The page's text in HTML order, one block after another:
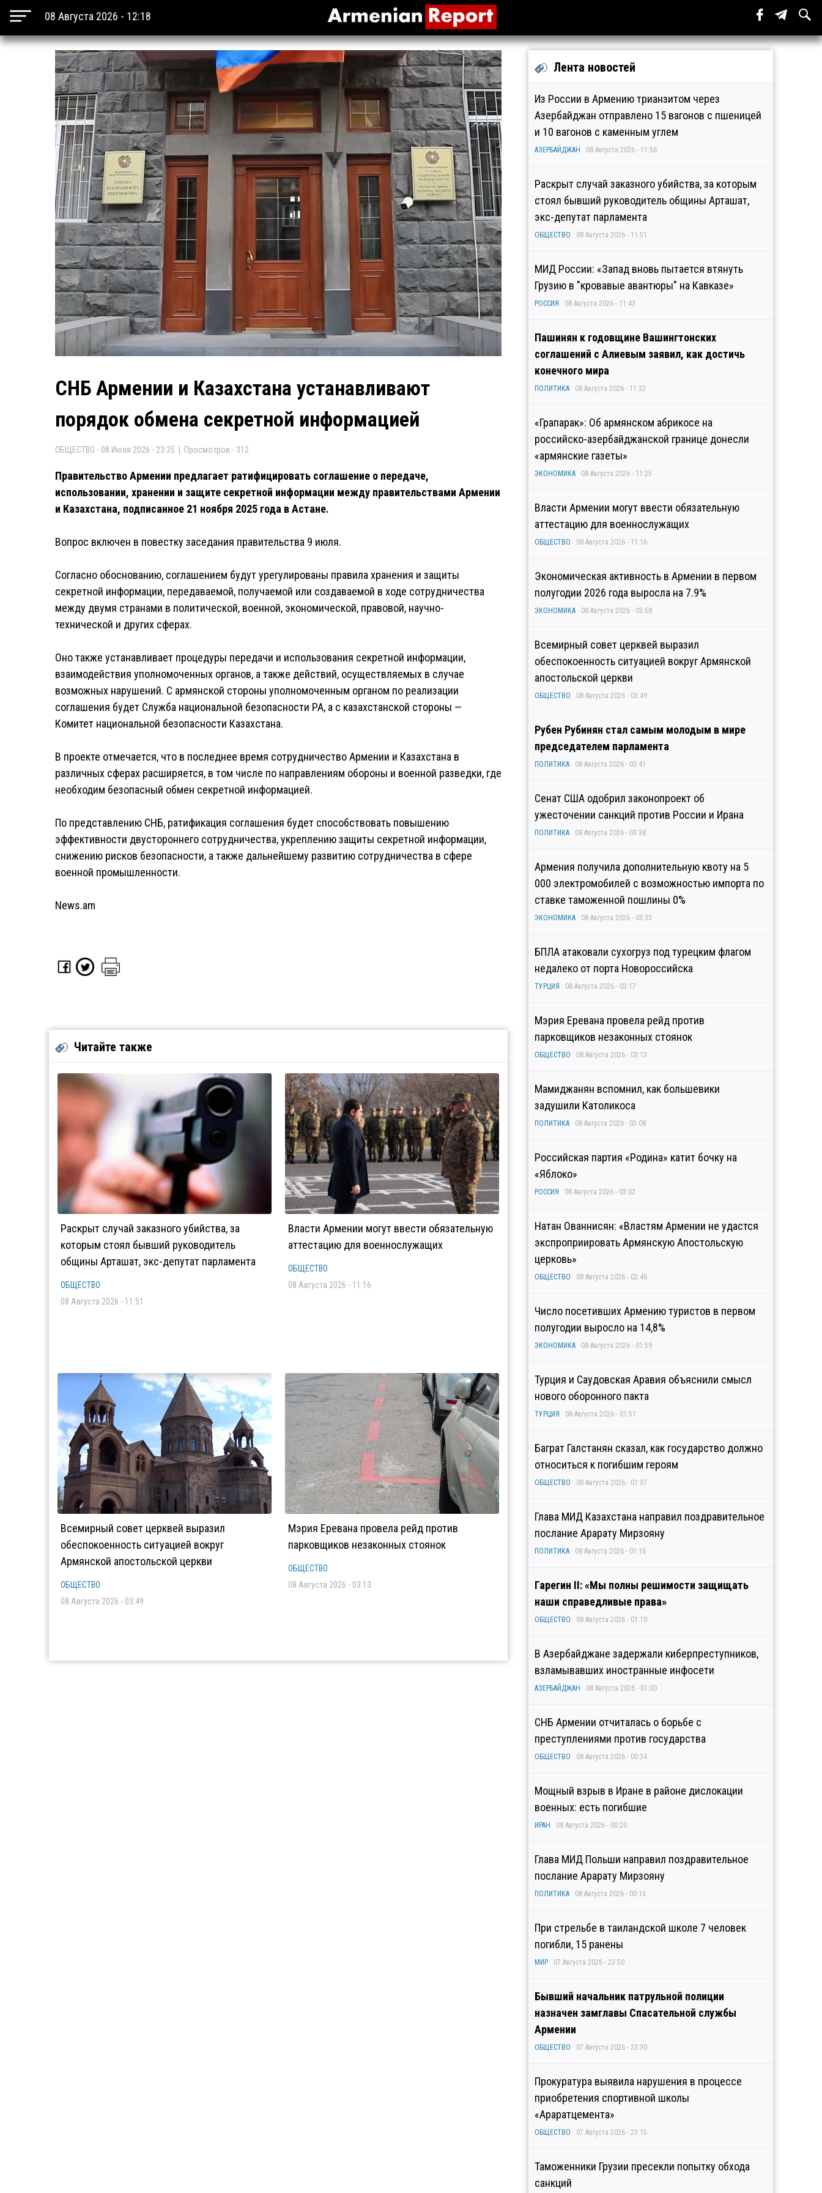
08 Августа 2026 - 12:18
СНБ Армении и Казахстана устанавливают
порядок обмена секретной информацией
ОБЩЕСТВО - 08 Июля 2026 - 23:35 | Просмотров - 312
Правительство Армении предлагает ратифицировать соглашение о передаче,
использовании, хранении и защите секретной информации между правительствами Армении
и Казахстана, подписанное 21 ноября 2025 года в Астане.
Вопрос включен в повестку заседания правительства 9 июля.
Согласно обоснованию, соглашением будут урегулированы правила хранения и защиты
секретной информации, передаваемой, получаемой или создаваемой в ходе сотрудничества
между двумя странами в политической, военной, экономической, правовой, научно-
технической и других сферах.
Оно также устанавливает процедуры передачи и использования секретной информации,
взаимодействия уполномоченных органов, а также действий, осуществляемых в случае
возможных нарушений. С армянской стороны уполномоченным органом по реализации
соглашения будет Служба национальной безопасности РА, а с казахстанской стороны —
Комитет национальной безопасности Казахстана.
В проекте отмечается, что в последнее время сотрудничество Армении и Казахстана в
различных сферах расширяется, в том числе по направлениям обороны и военной разведки, где
необходим безопасный обмен секретной информацией.
По представлению СНБ, ратификация соглашения будет способствовать повышению
эффективности двустороннего сотрудничества, укреплению защиты секретной информации,
снижению рисков безопасности, а также дальнейшему развитию сотрудничества в сфере
военной промышленности.
News.am
Читайте также
Раскрыт случай заказного убийства, за
которым стоял бывший руководитель
общины Арташат, экс-депутат парламента
ОБЩЕСТВО
08 Августа 2026 - 11:51
Власти Армении могут ввести обязательную
аттестацию для военнослужащих
ОБЩЕСТВО
08 Августа 2026 - 11:16
Всемирный совет церквей выразил
обеспокоенность ситуацией вокруг
Армянской апостольской церкви
ОБЩЕСТВО
08 Августа 2026 - 03:49
Мэрия Еревана провела рейд против
парковщиков незаконных стоянок
ОБЩЕСТВО
08 Августа 2026 - 03:13
Лента новостей
Из России в Армению трианзитом через
Азербайджан отправлено 15 вагонов с пшеницей
и 10 вагонов с каменным углем
АЗЕРБАЙДЖАН 08 Августа 2026 - 11:56
Раскрыт случай заказного убийства, за которым
стоял бывший руководитель общины Арташат,
экс-депутат парламента
ОБЩЕСТВО 08 Августа 2026 - 11:51
МИД России: «Запад вновь пытается втянуть
Грузию в "кровавые авантюры" на Кавказе»
РОССИЯ 08 Августа 2026 - 11:43
Пашинян к годовщине Вашингтонских
соглашений с Алиевым заявил, как достичь
конечного мира
ПОЛИТИКА 08 Августа 2026 - 11:32
«Грапарак»: Об армянском абрикосе на
российско-азербайджанской границе донесли
«армянские газеты»
ЭКОНОМИКА 08 Августа 2026 - 11:25
Власти Армении могут ввести обязательную
аттестацию для военнослужащих
ОБЩЕСТВО 08 Августа 2026 - 11:16
Экономическая активность в Армении в первом
полугодии 2026 года выросла на 7.9%
ЭКОНОМИКА 08 Августа 2026 - 03:58
Всемирный совет церквей выразил
обеспокоенность ситуацией вокруг Армянской
апостольской церкви
ОБЩЕСТВО 08 Августа 2026 - 03:49
Рубен Рубинян стал самым молодым в мире
председателем парламента
ПОЛИТИКА 08 Августа 2026 - 03:41
Сенат США одобрил законопроект об
ужесточении санкций против России и Ирана
ПОЛИТИКА 08 Августа 2026 - 03:38
Армения получила дополнительную квоту на 5
000 электромобилей с возможностью импорта по
ставке таможенной пошлины 0%
ЭКОНОМИКА 08 Августа 2026 - 03:33
БПЛА атаковали сухогруз под турецким флагом
недалеко от порта Новороссийска
ТУРЦИЯ 08 Августа 2026 - 03:17
Мэрия Еревана провела рейд против
парковщиков незаконных стоянок
ОБЩЕСТВО 08 Августа 2026 - 03:13
Мамиджанян вспомнил, как большевики
задушили Католикоса
ПОЛИТИКА 08 Августа 2026 - 03:08
Российская партия «Родина» катит бочку на
«Яблоко»
РОССИЯ 08 Августа 2026 - 03:02
Натан Ованнисян: «Властям Армении не удастся
экспроприировать Армянскую Апостольскую
церковь»
ОБЩЕСТВО 08 Августа 2026 - 02:46
Число посетивших Армению туристов в первом
полугодии выросло на 14,8%
ЭКОНОМИКА 08 Августа 2026 - 01:59
Турция и Саудовская Аравия объяснили смысл
нового оборонного пакта
ТУРЦИЯ 08 Августа 2026 - 01:51
Баграт Галстанян сказал, как государство должно
относиться к погибшим героям
ОБЩЕСТВО 08 Августа 2026 - 01:37
Глава МИД Казахстана направил поздравительное
послание Арарату Мирзояну
ПОЛИТИКА 08 Августа 2026 - 01:16
Гарегин II: «Мы полны решимости защищать
наши справедливые права»
ОБЩЕСТВО 08 Августа 2026 - 01:10
В Азербайджане задержали киберпреступников,
взламывавших иностранные инфосети
АЗЕРБАЙДЖАН 08 Августа 2026 - 01:00
СНБ Армении отчиталась о борьбе с
преступлениями против государства
ОБЩЕСТВО 08 Августа 2026 - 00:34
Мощный взрыв в Иране в районе дислокации
военных: есть погибшие
ИРАН 08 Августа 2026 - 00:20
Глава МИД Польши направил поздравительное
послание Арарату Мирзояну
ПОЛИТИКА 08 Августа 2026 - 00:13
При стрельбе в таиландской школе 7 человек
погибли, 15 ранены
МИР 07 Августа 2026 - 23:50
Бывший начальник патрульной полиции
назначен замглавы Спасательной службы
Армении
ОБЩЕСТВО 07 Августа 2026 - 23:30
Прокуратура выявила нарушения в процессе
приобретения спортивной школы
«Араратцемента»
ОБЩЕСТВО 07 Августа 2026 - 23:15
Таможенники Грузии пресекли попытку обхода
санкций